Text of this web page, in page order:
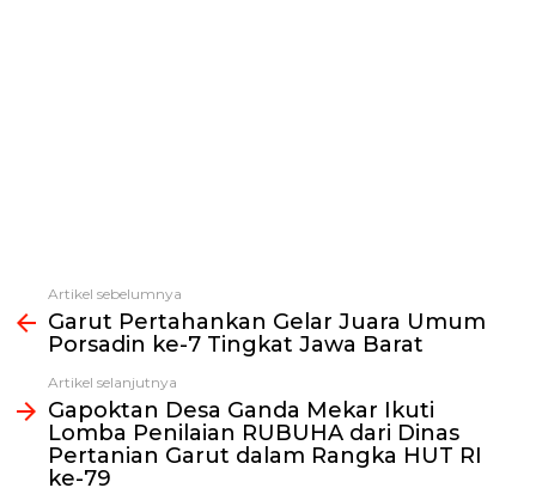
Lihat
selengkapnya
Artikel sebelumnya
Garut Pertahankan Gelar Juara Umum
Porsadin ke-7 Tingkat Jawa Barat
Artikel selanjutnya
Gapoktan Desa Ganda Mekar Ikuti
Lomba Penilaian RUBUHA dari Dinas
Pertanian Garut dalam Rangka HUT RI
ke-79